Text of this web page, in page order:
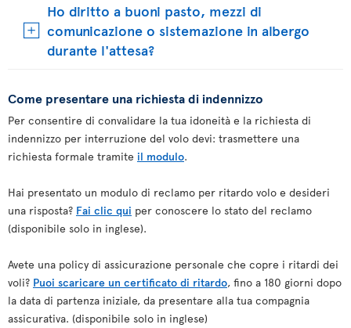
Ho diritto a buoni pasto, mezzi di
comunicazione o sistemazione in albergo
durante l'attesa?
Come presentare una richiesta di indennizzo
Per consentire di convalidare la tua idoneità e la richiesta di
indennizzo per interruzione del volo devi: trasmettere una
richiesta formale tramite il modulo.
Hai presentato un modulo di reclamo per ritardo volo e desideri
una risposta? Fai clic qui per conoscere lo stato del reclamo
(disponibile solo in inglese).
Avete una policy di assicurazione personale che copre i ritardi dei
voli? Puoi scaricare un certificato di ritardo, fino a 180 giorni dopo
la data di partenza iniziale, da presentare alla tua compagnia
assicurativa. (disponibile solo in inglese)